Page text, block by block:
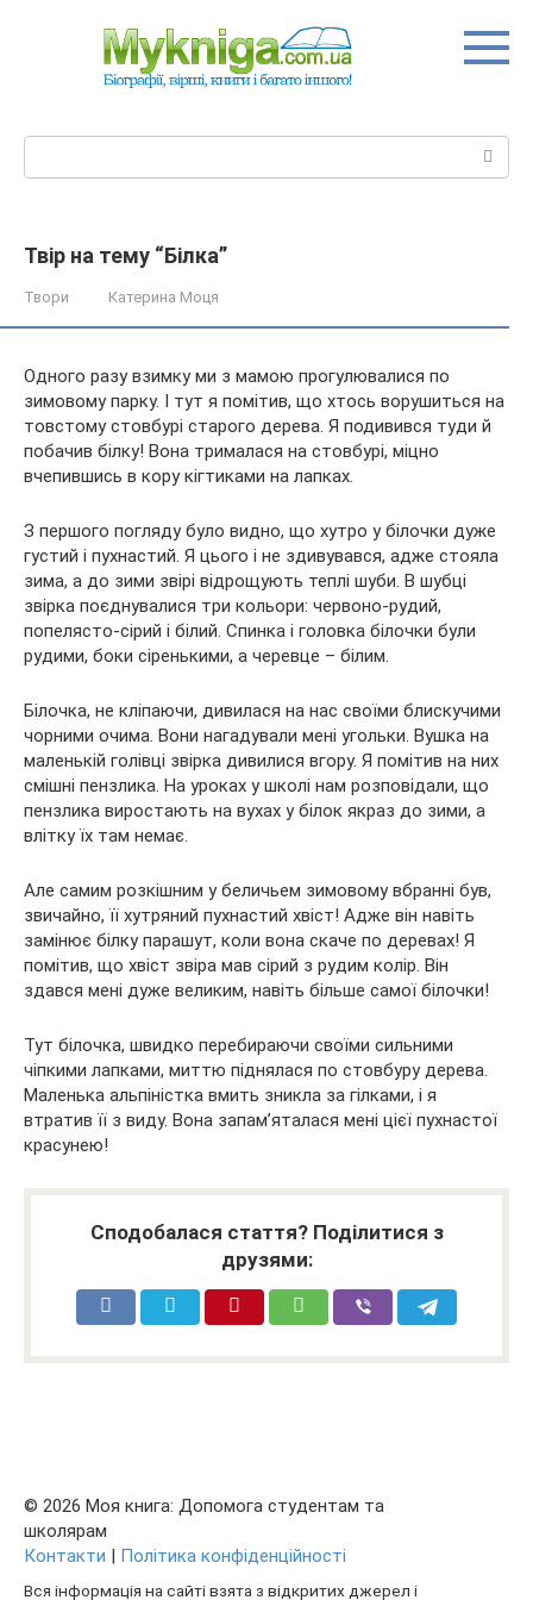
Твір на тему “Білка”
Твори Катерина Моця
Одного разу взимку ми з мамою прогулювалися по
зимовому парку. І тут я помітив, що хтось ворушиться на
товстому стовбурі старого дерева. Я подивився туди й
побачив білку! Вона трималася на стовбурі, міцно
вчепившись в кору кігтиками на лапках.
З першого погляду було видно, що хутро у білочки дуже
густий і пухнастий. Я цього і не здивувався, адже стояла
зима, а до зими звірі відрощують теплі шуби. В шубці
звірка поєднувалися три кольори: червоно-рудий,
попелясто-сірий і білий. Спинка і головка білочки були
рудими, боки сіренькими, а черевце – білим.
Білочка, не кліпаючи, дивилася на нас своїми блискучими
чорними очима. Вони нагадували мені угольки. Вушка на
маленькій голівці звірка дивилися вгору. Я помітив на них
смішні пензлика. На уроках у школі нам розповідали, що
пензлика виростають на вухах у білок якраз до зими, а
влітку їх там немає.
Але самим розкішним у беличьем зимовому вбранні був,
звичайно, її хутряний пухнастий хвіст! Адже він навіть
замінює білку парашут, коли вона скаче по деревах! Я
помітив, що хвіст звіра мав сірий з рудим колір. Він
здався мені дуже великим, навіть більше самої білочки!
Тут білочка, швидко перебираючи своїми сильними
чіпкими лапками, миттю піднялася по стовбуру дерева.
Маленька альпіністка вмить зникла за гілками, і я
втратив її з виду. Вона запам’яталася мені цієї пухнастої
красунею!
Сподобалася стаття? Поділитися з
друзями:
© 2026 Моя книга: Допомога студентам та
школярам
Контакти | Політика конфіденційності
Вся інформація на сайті взята з відкритих джерел і